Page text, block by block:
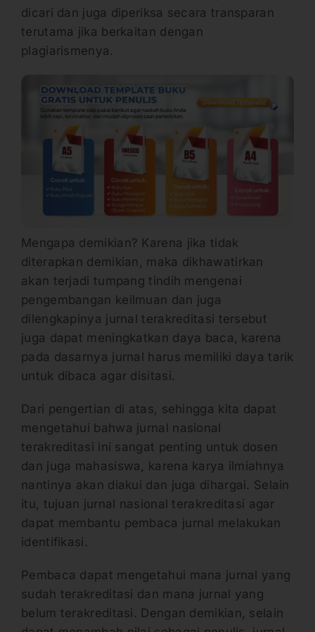
dicari dan juga diperiksa secara transparan
terutama jika berkaitan dengan
plagiarismenya.
Mengapa demikian? Karena jika tidak
diterapkan demikian, maka dikhawatirkan
akan terjadi tumpang tindih mengenai
pengembangan keilmuan dan juga
dilengkapinya jurnal terakreditasi tersebut
juga dapat meningkatkan daya baca, karena
pada dasarnya jurnal harus memiliki daya tarik
untuk dibaca agar disitasi.
Dari pengertian di atas, sehingga kita dapat
mengetahui bahwa jurnal nasional
terakreditasi ini sangat penting untuk dosen
dan juga mahasiswa, karena karya ilmiahnya
nantinya akan diakui dan juga dihargai. Selain
itu, tujuan jurnal nasional terakreditasi agar
dapat membantu pembaca jurnal melakukan
identifikasi.
Pembaca dapat mengetahui mana jurnal yang
sudah terakreditasi dan mana jurnal yang
belum terakreditasi. Dengan demikian, selain